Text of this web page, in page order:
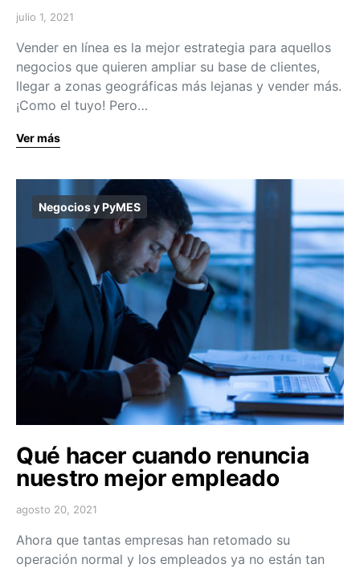
julio 1, 2021
Vender en línea es la mejor estrategia para aquellos
negocios que quieren ampliar su base de clientes,
llegar a zonas geográficas más lejanas y vender más.
¡Como el tuyo! Pero…
Ver más
Negocios y PyMES
Qué hacer cuando renuncia
nuestro mejor empleado
agosto 20, 2021
Ahora que tantas empresas han retomado su
operación normal y los empleados ya no están tan